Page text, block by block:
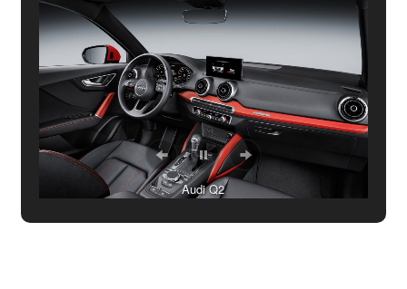
Audi Q2